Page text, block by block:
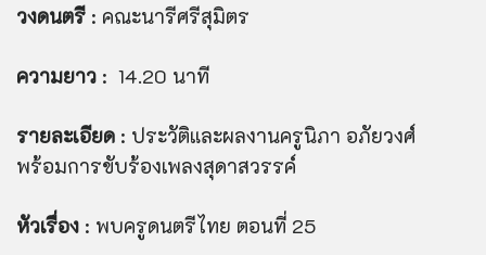
วงดนตรี : คณะนารีศรีสุมิตร
ความยาว : 14.20 นาที
รายละเอียด : ประวัติและผลงานครูนิภา อภัยวงศ์
พร้อมการขับร้องเพลงสุดาสวรรค์
หัวเรื่อง : พบครูดนตรีไทย ตอนที่ 25